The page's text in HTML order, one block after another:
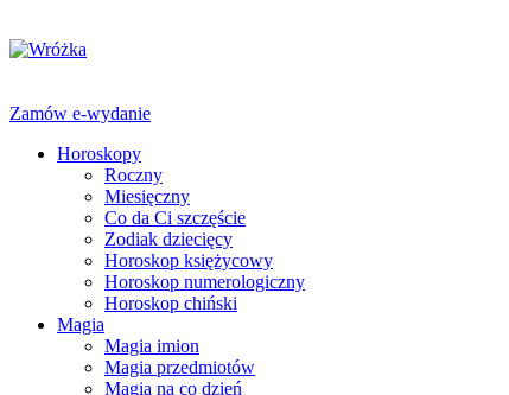
Zamów e-wydanie
Horoskopy
Roczny
Miesięczny
Co da Ci szczęście
Zodiak dziecięcy
Horoskop księżycowy
Horoskop numerologiczny
Horoskop chiński
Magia
Magia imion
Magia przedmiotów
Magia na co dzień